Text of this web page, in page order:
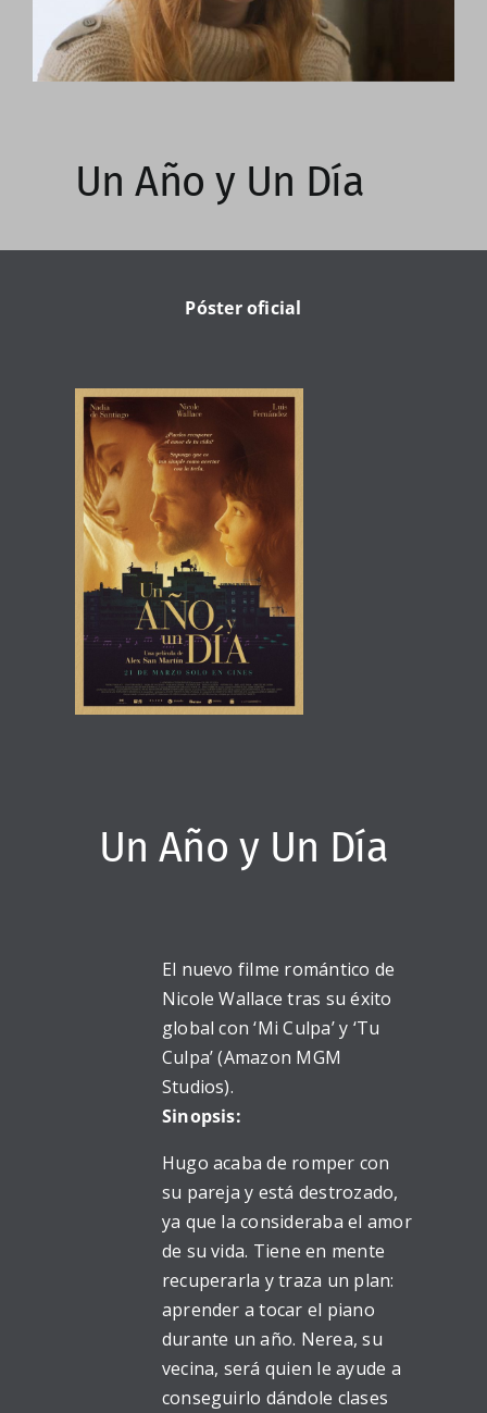
Un Año y Un Día
Póster oficial
Un Año y Un Día
El nuevo filme romántico de
Nicole Wallace tras su éxito
global con ‘Mi Culpa’ y ‘Tu
Culpa’ (Amazon MGM
Studios).
Sinopsis:
Hugo acaba de romper con
su pareja y está destrozado,
ya que la consideraba el amor
de su vida. Tiene en mente
recuperarla y traza un plan:
aprender a tocar el piano
durante un año. Nerea, su
vecina, será quien le ayude a
conseguirlo dándole clases